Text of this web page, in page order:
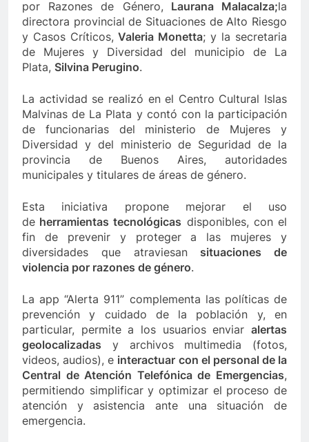
por Razones de Género, Laurana Malacalza;la
directora provincial de Situaciones de Alto Riesgo
y Casos Críticos, Valeria Monetta; y la secretaria
de Mujeres y Diversidad del municipio de La
Plata, Silvina Perugino.
La actividad se realizó en el Centro Cultural Islas
Malvinas de La Plata y contó con la participación
de funcionarias del ministerio de Mujeres y
Diversidad y del ministerio de Seguridad de la
provincia de Buenos Aires, autoridades
municipales y titulares de áreas de género.
Esta iniciativa propone mejorar el uso
de herramientas tecnológicas disponibles, con el
fin de prevenir y proteger a las mujeres y
diversidades que atraviesan situaciones de
violencia por razones de género.
La app “Alerta 911” complementa las políticas de
prevención y cuidado de la población y, en
particular, permite a los usuarios enviar alertas
geolocalizadas y archivos multimedia (fotos,
videos, audios), e interactuar con el personal de la
Central de Atención Telefónica de Emergencias,
permitiendo simplificar y optimizar el proceso de
atención y asistencia ante una situación de
emergencia.